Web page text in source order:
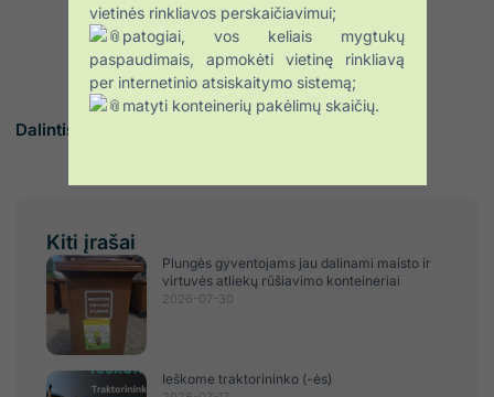
Dalintis :
Kiti įrašai
Plungės gyventojams jau dalinami maisto ir
virtuvės atliekų rūšiavimo konteineriai
2026-07-30
Ieškome traktorininko (-ės)
vietinės rinkliavos perskaičiavimui;
patogiai, vos keliais mygtukų
paspaudimais, apmokėti vietinę rinkliavą
per internetinio atsiskaitymo sistemą;
matyti konteinerių pakėlimų skaičių.